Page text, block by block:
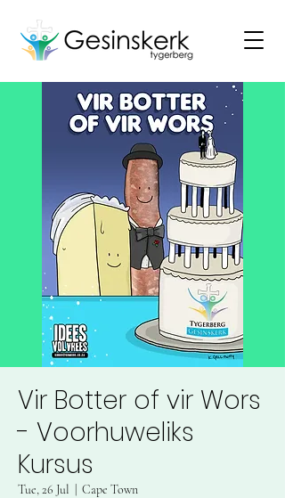
Vir Botter of vir Wors
- Voorhuweliks
Kursus
Tue, 26 Jul Cape Town